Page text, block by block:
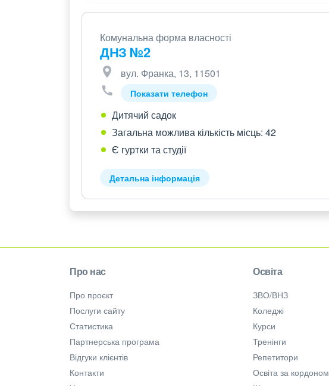
Комунальна форма власності
ДНЗ №2
вул. Франка, 13, 11501
Показати телефон
Дитячий садок
Загальна можлива кількість місць: 42
Є гуртки та студії
Детальна інформація
Про нас
Про проєкт
Послуги сайту
Статистика
Партнерська програма
Відгуки клієнтів
Контакти
Освіта
ЗВО/ВНЗ
Коледжі
Курси
Тренінги
Репетитори
Освіта за кордоном